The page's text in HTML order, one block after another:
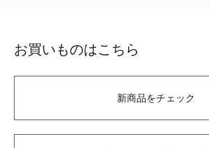
お買いものはこちら
新商品をチェック